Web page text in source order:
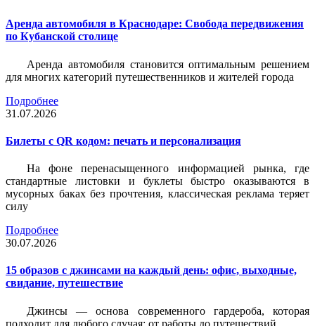
Аренда автомобиля в Краснодаре: Свобода передвижения
по Кубанской столице
Аренда автомобиля становится оптимальным решением
для многих категорий путешественников и жителей города
Подробнее
31.07.2026
Билеты c QR кодом: печать и персонализация
На фоне перенасыщенного информацией рынка, где
стандартные листовки и буклеты быстро оказываются в
мусорных баках без прочтения, классическая реклама теряет
силу
Подробнее
30.07.2026
15 образов с джинсами на каждый день: офис, выходные,
свидание, путешествие
Джинсы — основа современного гардероба, которая
подходит для любого случая: от работы до путешествий